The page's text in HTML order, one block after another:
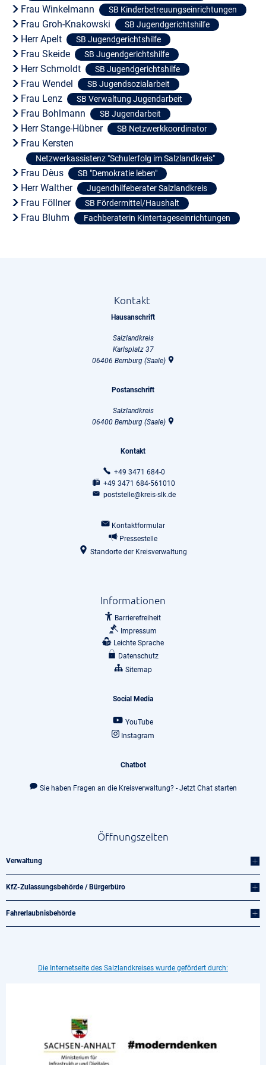
Frau Winkelmann SB Kinderbetreuungseinrichtungen
Frau Groh-Knakowski SB Jugendgerichtshilfe
Herr Apelt SB Jugendgerichtshilfe
Frau Skeide SB Jugendgerichtshilfe
Herr Schmoldt SB Jugendgerichtshilfe
Frau Wendel SB Jugendsozialarbeit
Frau Lenz SB Verwaltung Jugendarbeit
Frau Bohlmann SB Jugendarbeit
Herr Stange-Hübner SB Netzwerkkoordinator
Frau Kersten
Netzwerkassistenz "Schulerfolg im Salzlandkreis"
Frau Dèus SB "Demokratie leben"
Herr Walther Jugendhilfeberater Salzlandkreis
Frau Föllner SB Fördermittel/Haushalt
Frau Bluhm Fachberaterin Kintertageseinrichtungen
Kontakt
Hausanschrift
Salzlandkreis
Karlsplatz 37
06406 Bernburg (Saale)
Postanschrift
Salzlandkreis
06400 Bernburg (Saale)
Kontakt
+49 3471 684-0
+49 3471 684-561010
poststelle@kreis-slk.de
Kontaktformular
Pressestelle
Standorte der Kreisverwaltung
Informationen
Barrierefreiheit
Impressum
Leichte Sprache
Datenschutz
Sitemap
Social Media
YouTube
Instagram
Chatbot
Sie haben Fragen an die Kreisverwaltung? - Jetzt Chat starten
Öffnungszeiten
Verwaltung
KfZ-Zulassungsbehörde / Bürgerbüro
Fahrerlaubnisbehörde
Die Internetseite des Salzlandkreises wurde gefördert durch: